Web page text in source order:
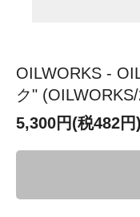
OILWORKS -
ク"
5,300円(税482円)